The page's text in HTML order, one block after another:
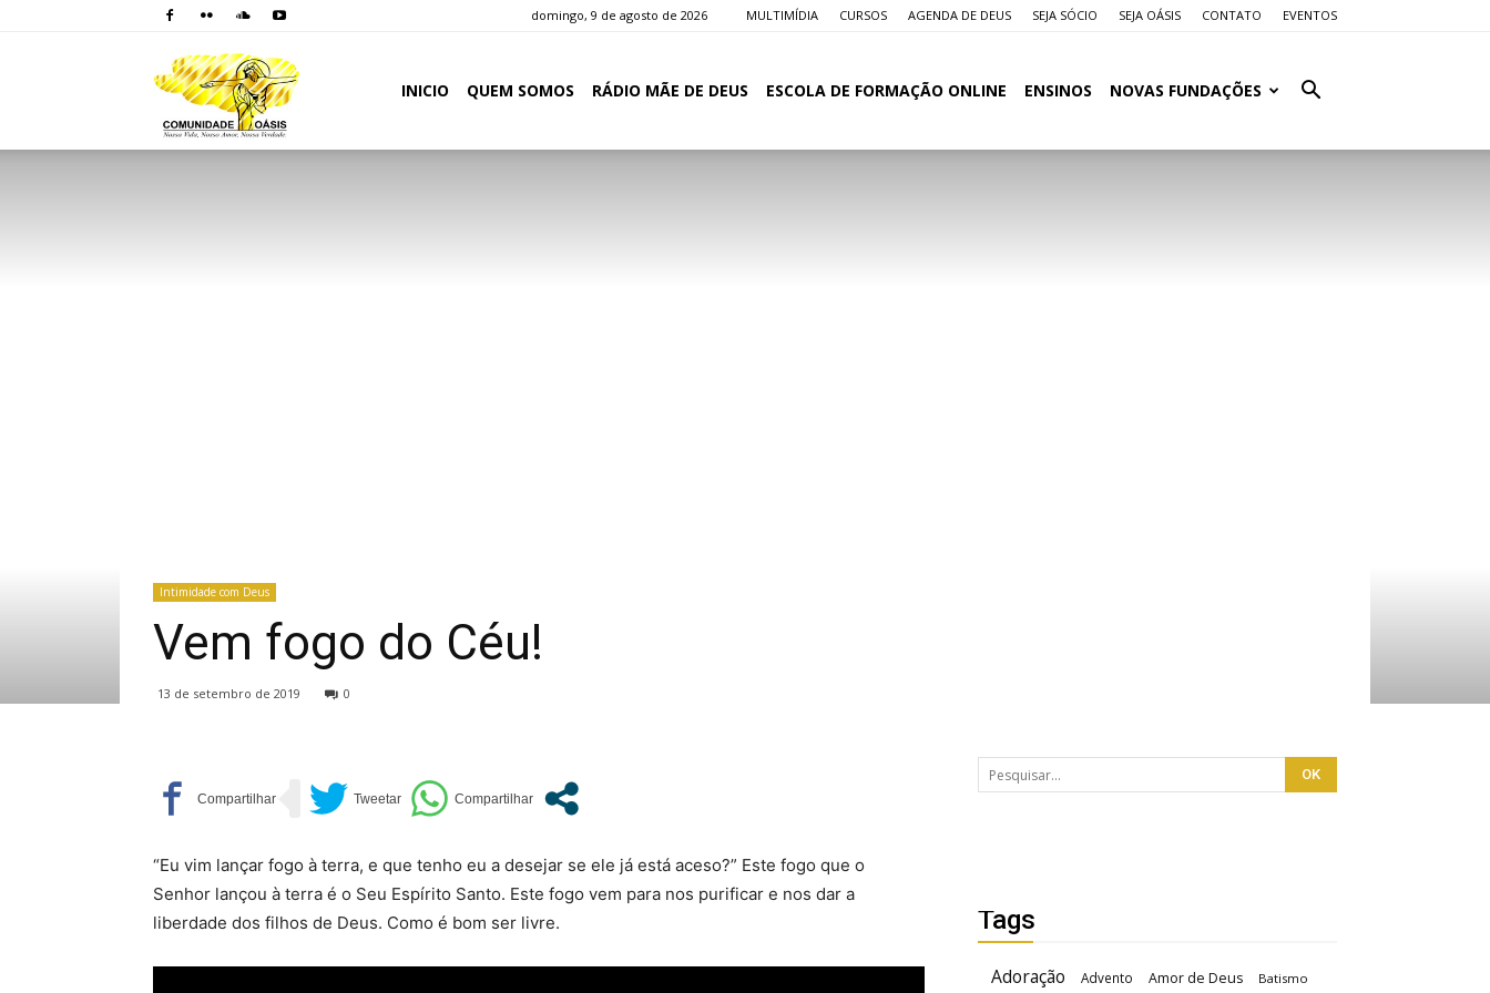
domingo, 9 de agosto de 2026 MULTIMÍDIA CURSOS AGENDA DE DEUS SEJA SÓCIO SEJA OÁSIS CONTATO EVENTOS
INICIO QUEM SOMOS RÁDIO MÃE DE DEUS ESCOLA DE FORMAÇÃO ONLINE ENSINOS NOVAS FUNDAÇÕES
Intimidade com Deus
Vem fogo do Céu!
13 de setembro de 2019 0
“Eu vim lançar fogo à terra, e que tenho eu a desejar se ele já está aceso?” Este fogo que o
Senhor lançou à terra é o Seu Espírito Santo. Este fogo vem para nos purificar e nos dar a
liberdade dos filhos de Deus. Como é bom ser livre.
Tags
Adoração Advento Amor de Deus Batismo